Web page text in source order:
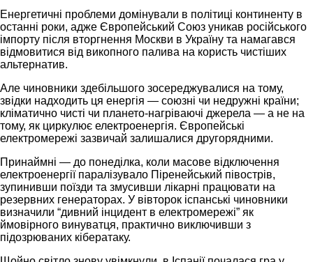
Енергетичні проблеми домінували в політиці континенту в
останні роки, адже Європейський Союз уникав російського
імпорту після вторгнення Москви в Україну та намагався
відмовитися від викопного палива на користь чистіших
альтернатив.
Але чиновники здебільшого зосереджувалися на тому,
звідки надходить ця енергія — союзні чи недружні країни;
кліматично чисті чи плането-нагріваючі джерела — а не на
тому, як циркулює електроенергія. Європейські
електромережі зазвичай залишалися другорядними.
Принаймні — до понеділка, коли масове відключення
електроенергії паралізувало Піренейський півострів,
зупинивши поїзди та змусивши лікарні працювати на
резервних генераторах. У вівторок іспанські чиновники
визначили “дивний інцидент в електромережі” як
ймовірного винуватця, практично виключивши з
підозрюваних кібератаку.